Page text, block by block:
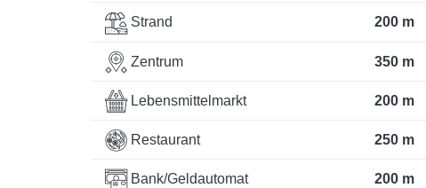
Strand 200 m
Zentrum 350 m
Lebensmittelmarkt 200 m
Restaurant 250 m
Bank/Geldautomat 200 m